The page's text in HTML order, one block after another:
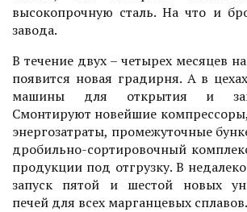
высокопрочную сталь. На что и
завода.
В течение двух – четырех месяцев
появится новая градирня. А в
машины для открытия и
Смонтируют новейшие
энергозатраты, промежуточные
дробильно-сортировочный
продукции под отгрузку. В
запуск пятой и шестой новых
печей для всех марганцевых сплавов.